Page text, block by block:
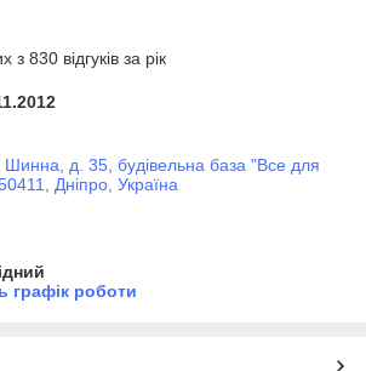
з 830 відгуків за рік
Шинна, д. 35, будівельна база "Все для
Дніпро, Україна
графік роботи